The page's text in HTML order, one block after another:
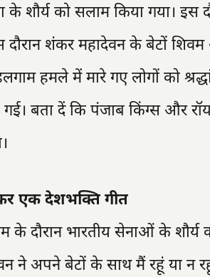
के शौर्य को सलाम किया गया।
दौरान शंकर महादेवन के बेटों शिवम
हमले में मारे गए लोगों को
गई। बता दें कि पंजाब किंग्स
एक देशभक्ति गीत
के दौरान भारतीय सेनाओं के
ने अपने बेटों के साथ मैं रहूं या न